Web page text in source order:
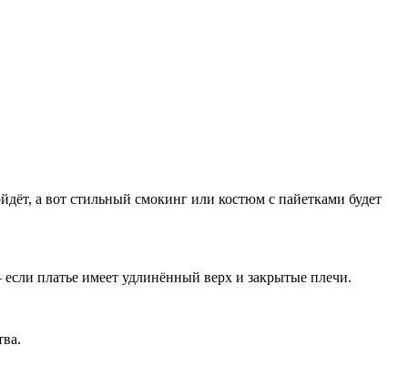
а вот стильный смокинг или костюм с пайетками будет
платье имеет удлинённый верх и закрытые плечи.